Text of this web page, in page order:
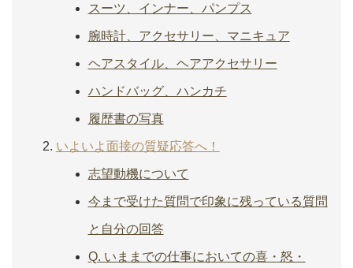
スーツ、インナー、パンプス
腕時計、アクセサリー、マニキュア
ヘアスタイル、ヘアアクセサリー
ハンドバッグ、ハンカチ
履歴書の写真
いよいよ面接の質疑応答へ！
志望動機について
今まで受けた質問で印象に残っている質問
と自分の回答
Q. いままでの仕事においての喜・怒・